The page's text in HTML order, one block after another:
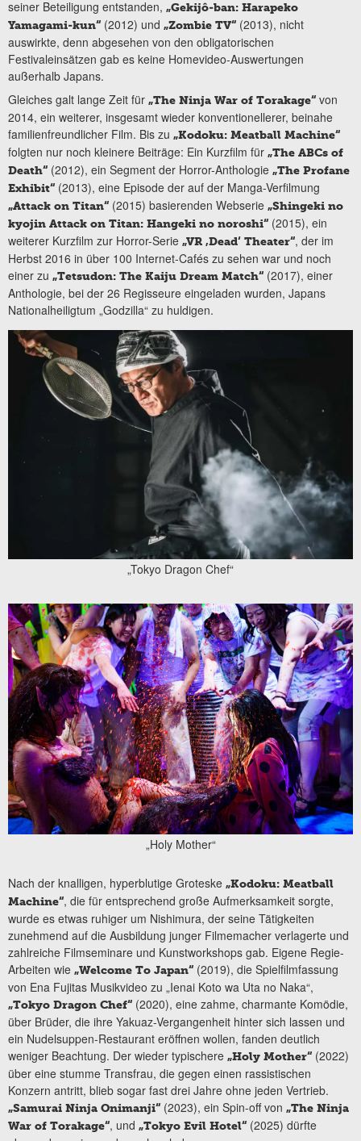
seiner Beteiligung entstanden, „Gekijô-ban: Harapeko
Yamagami-kun“ (2012) und „Zombie TV“ (2013), nicht
auswirkte, denn abgesehen von den obligatorischen
Festivaleinsätzen gab es keine Homevideo-Auswertungen
außerhalb Japans.
Gleiches galt lange Zeit für „The Ninja War of Torakage“ von
2014, ein weiterer, insgesamt wieder konventionellerer, beinahe
familienfreundlicher Film. Bis zu „Kodoku: Meatball Machine“
folgten nur noch kleinere Beiträge: Ein Kurzfilm für „The ABCs of
Death“ (2012), ein Segment der Horror-Anthologie „The Profane
Exhibit“ (2013), eine Episode der auf der Manga-Verfilmung
„Attack on Titan“ (2015) basierenden Webserie „Shingeki no
kyojin Attack on Titan: Hangeki no noroshi“ (2015), ein
weiterer Kurzfilm zur Horror-Serie „VR ‚Dead‘ Theater“, der im
Herbst 2016 in über 100 Internet-Cafés zu sehen war und noch
einer zu „Tetsudon: The Kaiju Dream Match“ (2017), einer
Anthologie, bei der 26 Regisseure eingeladen wurden, Japans
Nationalheiligtum „Godzilla“ zu huldigen.
„Tokyo Dragon Chef“
„Holy Mother“
Nach der knalligen, hyperblutige Groteske „Kodoku: Meatball
Machine“, die für entsprechend große Aufmerksamkeit sorgte,
wurde es etwas ruhiger um Nishimura, der seine Tätigkeiten
zunehmend auf die Ausbildung junger Filmemacher verlagerte und
zahlreiche Filmseminare und Kunstworkshops gab. Eigene Regie-
Arbeiten wie „Welcome To Japan“ (2019), die Spielfilmfassung
von Ena Fujitas Musikvideo zu „Ienai Koto wa Uta no Naka“,
„Tokyo Dragon Chef“ (2020), eine zahme, charmante Komödie,
über Brüder, die ihre Yakuaz-Vergangenheit hinter sich lassen und
ein Nudelsuppen-Restaurant eröffnen wollen, fanden deutlich
weniger Beachtung. Der wieder typischere „Holy Mother“ (2022)
über eine stumme Transfrau, die gegen einen rassistischen
Konzern antritt, blieb sogar fast drei Jahre ohne jeden Vertrieb.
„Samurai Ninja Onimanji“ (2023), ein Spin-off von „The Ninja
War of Torakage“, und „Tokyo Evil Hotel“ (2025) dürfte